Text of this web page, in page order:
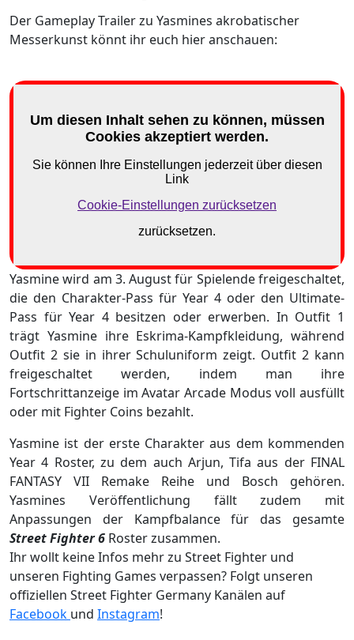
Der Gameplay Trailer zu Yasmines akrobatischer
Messerkunst könnt ihr euch hier anschauen:
Yasmine wird am 3. August für Spielende freigeschaltet,
die den Charakter-Pass für Year 4 oder den Ultimate-
Pass für Year 4 besitzen oder erwerben. In Outfit 1
trägt Yasmine ihre Eskrima-Kampfkleidung, während
Outfit 2 sie in ihrer Schuluniform zeigt. Outfit 2 kann
freigeschaltet werden, indem man ihre
Fortschrittanzeige im Avatar Arcade Modus voll ausfüllt
oder mit Fighter Coins bezahlt.
Yasmine ist der erste Charakter aus dem kommenden
Year 4 Roster, zu dem auch Arjun, Tifa aus der FINAL
FANTASY VII Remake Reihe und Bosch gehören.
Yasmines Veröffentlichung fällt zudem mit
Anpassungen der Kampfbalance für das gesamte
Street Fighter 6 Roster zusammen.
Ihr wollt keine Infos mehr zu Street Fighter und
unseren Fighting Games verpassen? Folgt unseren
offiziellen Street Fighter Germany Kanälen auf
Facebook und Instagram!